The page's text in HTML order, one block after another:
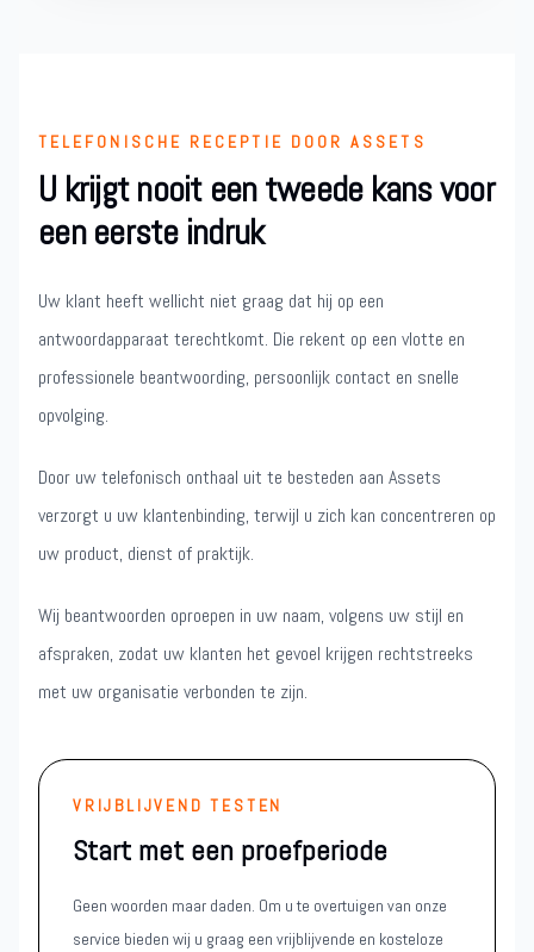
TELEFONISCHE RECEPTIE DOOR ASSETS
U krijgt nooit een tweede kans voor
een eerste indruk
Uw klant heeft wellicht niet graag dat hij op een
antwoordapparaat terechtkomt. Die rekent op een vlotte en
professionele beantwoording, persoonlijk contact en snelle
opvolging.
Door uw telefonisch onthaal uit te besteden aan Assets
verzorgt u uw klantenbinding, terwijl u zich kan concentreren op
uw product, dienst of praktijk.
Wij beantwoorden oproepen in uw naam, volgens uw stijl en
afspraken, zodat uw klanten het gevoel krijgen rechtstreeks
met uw organisatie verbonden te zijn.
VRIJBLIJVEND TESTEN
Start met een proefperiode
Geen woorden maar daden. Om u te overtuigen van onze
service bieden wij u graag een vrijblijvende en kosteloze